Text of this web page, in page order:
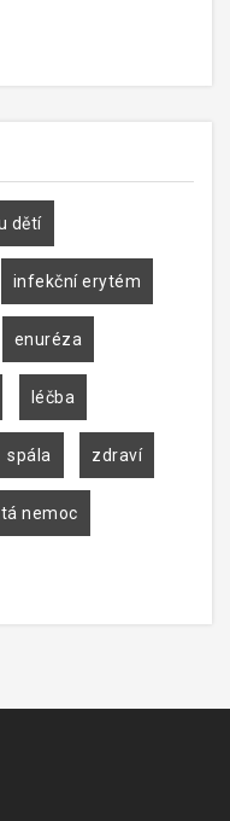
dětí
infekční erytém
enuréza
léčba
spála zdraví
nemoc